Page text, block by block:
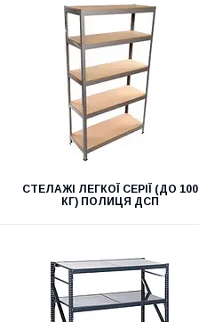
СТЕЛАЖІ ЛЕГКОЇ СЕРІЇ (ДО 100
КГ) ПОЛИЦЯ ДСП